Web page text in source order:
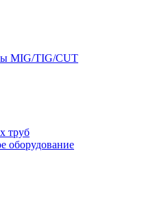
MIG/TIG/CUT
труб
оборудование